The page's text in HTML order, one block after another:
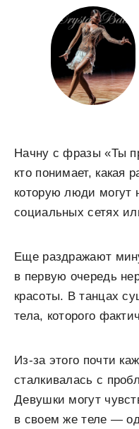
Начну с фразы «Ты
кто понимает, какая
которую люди могут
социальных сетях
Еще раздражают
в первую очередь
красоты. В танцах
тела, которого
Из-за этого почти
сталкивалась с
Девушки могут
в своем же теле —